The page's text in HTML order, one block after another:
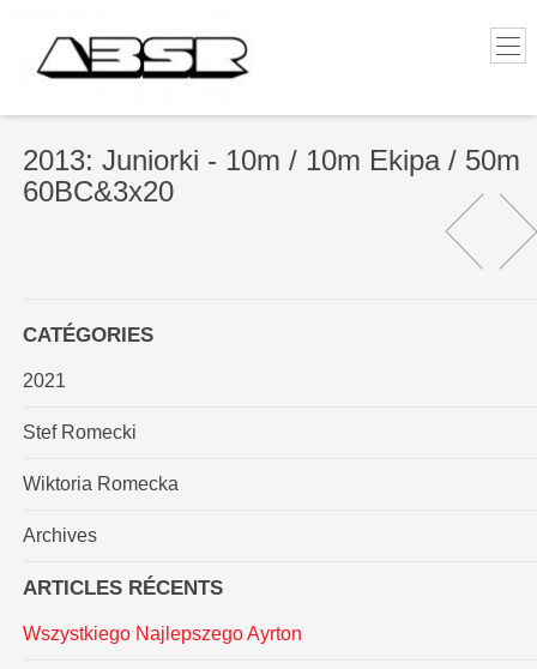
2013: Juniorki - 10m / 10m Ekipa / 50m
60BC&3x20
CATÉGORIES
2021
Stef Romecki
Wiktoria Romecka
Archives
ARTICLES RÉCENTS
Wszystkiego Najlepszego Ayrton